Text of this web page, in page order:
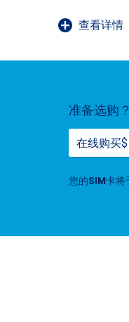
查看详情
准备选购？
在线购买
您的SIM卡